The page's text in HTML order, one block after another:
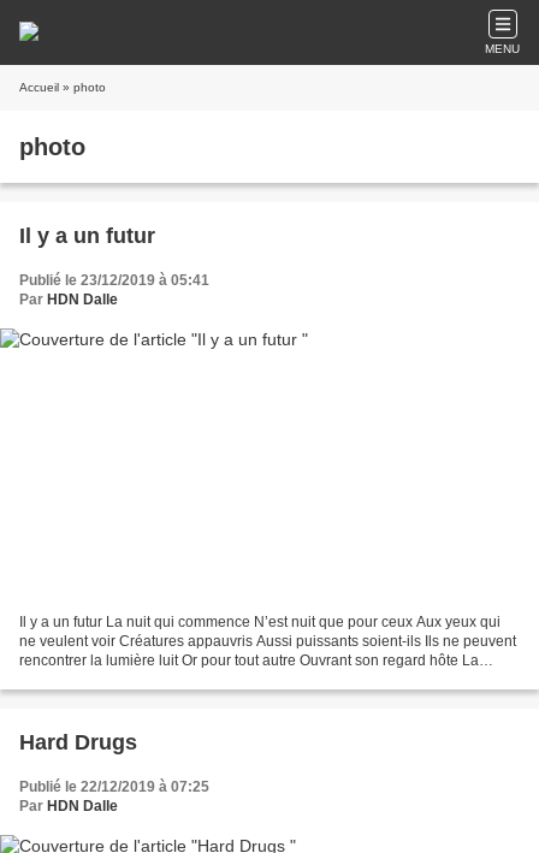
MENU
Accueil » photo
photo
Il y a un futur
Publié le 23/12/2019 à 05:41
Par HDN Dalle
Il y a un futur La nuit qui commence N’est nuit que pour ceux Aux yeux qui
ne veulent voir Créatures appauvris Aussi puissants soient-ils Ils ne peuvent
rencontrer la lumière luit Or pour tout autre Ouvrant son regard hôte La
Hard Drugs
Publié le 22/12/2019 à 07:25
Par HDN Dalle